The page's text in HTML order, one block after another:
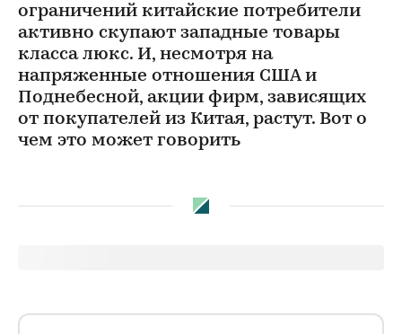
ограничений китайские потребители
активно скупают западные товары
класса люкс. И, несмотря на
напряженные отношения США и
Поднебесной, акции фирм, зависящих
от покупателей из Китая, растут. Вот о
чем это может говорить